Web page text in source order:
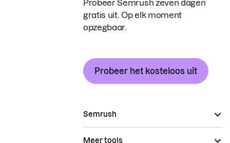
Probeer Semrush zeven dagen
gratis uit. Op elk moment
opzegbaar.
Probeer het kosteloos uit
Semrush
Meer tools